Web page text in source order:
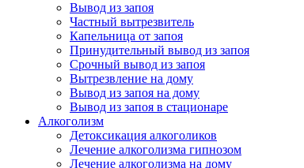
Вывод из запоя
Частный вытрезвитель
Капельница от запоя
Принудительный вывод из запоя
Срочный вывод из запоя
Вытрезвление на дому
Вывод из запоя на дому
Вывод из запоя в стационаре
Алкоголизм
Детоксикация алкоголиков
Лечение алкоголизма гипнозом
Лечение алкоголизма на дому